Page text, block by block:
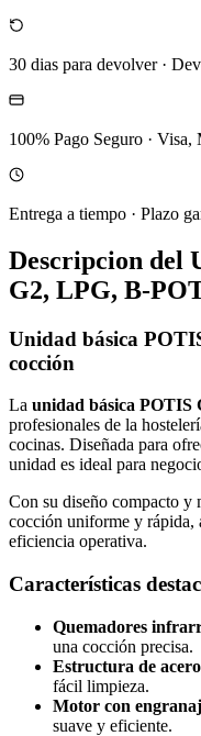
30 dias para devolver·
100% Pago Seguro · Visa,
Entrega a tiempo · Plazo
Descripcion del
G2, LPG, B-
Unidad básica
cocción
La unidad básica POTIS
profesionales de la
cocinas. Diseñada para
unidad es ideal para
Con su diseño compacto y
cocción uniforme y rápida,
eficiencia operativa.
Características
Quemadores
una cocción precisa.
Estructura de
fácil limpieza.
Motor con
suave y eficiente.